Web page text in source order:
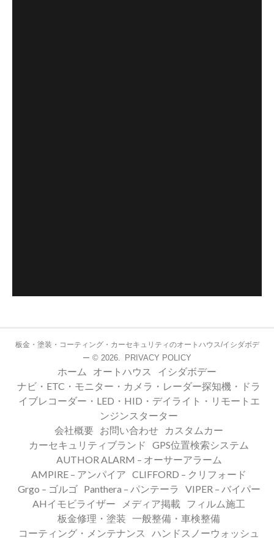
板金・塗装・コーティング・カーセキュリティのオートハウス/イシダボデ
ー © 2026. PRIVACY POLICY
ホーム オートハウス
イシダボデー
ナビ・ETC・モニター・カメラ・レーダー探知機・ドラ
イブレコーダー・LED・HID・デイライト・リモートエ
ンジンスターター
会社概要 お問い合わせ
カスタムカー
カーセキュリティブランド
GPS位置検索システム
AUTHOR ALARM – オーサーアラーム
AMPIRE – アンパイア CLIFFORD – クリフォード
Grgo – ゴルゴ
Panthera – パンテーラ
VIPER – バイパー
AHイモビライザー
メディア掲載
フィルム施工
板金修理・塗装 一般整備・車検整備
コーティング・メンテナンス
ハンドスノーウォッシュ